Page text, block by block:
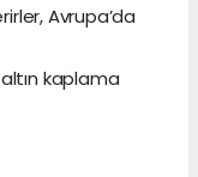
Avrupa’da
kaplama